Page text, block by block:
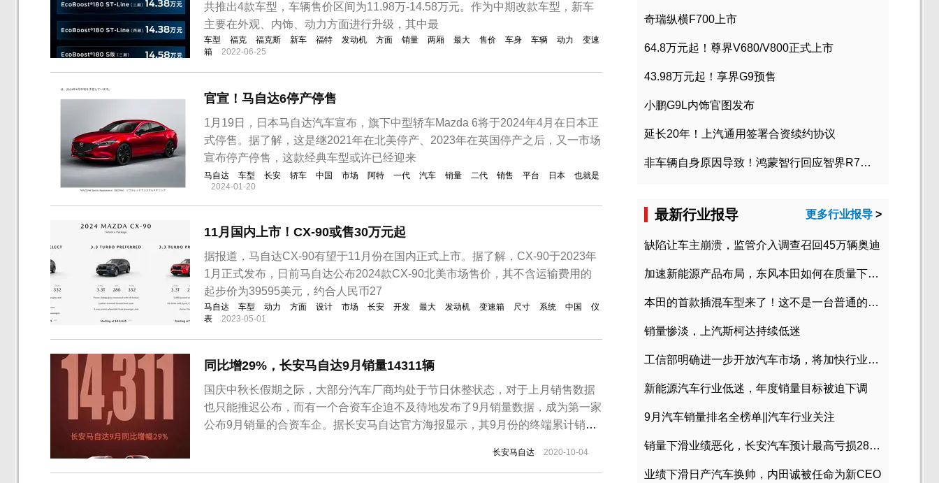
共推出4款车型，车辆售价区间为11.98万-14.58万元。作为中期改款车型，新车
主要在外观、内饰、动力方面进行升级，其中最
车型 福克 福克斯 新车 福特 发动机 方面 销量 两厢 最大 售价 车身 车辆 动力
变速
箱
2022-06-25
官宣！马自达6停产停售
1月19日，日本马自达汽车宣布，旗下中型轿车Mazda 6将于2024年4月在日本正
式停售。据了解，这是继2021年在北美停产、2023年在英国停产之后，又一市场
宣布停产停售，这款经典车型或许已经迎来
马自达 车型 长安 轿车 中国 市场 阿特 一代 汽车 销量 二代 销售 平台 日本
也就是
2024-01-20
11月国内上市！CX-90或售30万元起
据报道，马自达CX-90有望于11月份在国内正式上市。据了解，CX-90于2023年
1月正式发布，日前马自达公布2024款CX-90北美市场售价，其不含运输费用的
起步价为39595美元，约合人民币27
马自达 车型 动力 方面 设计 市场 长安 开发 最大 发动机 变速箱 尺寸 系统 中国
仪
表
2023-05-01
同比增29%，长安马自达9月销量14311辆
国庆中秋长假期之际，大部分汽车厂商均处于节日休整状态，对于上月销售数据
也只能推迟公布，而有一个合资车企迫不及待地发布了9月销量数据，成为第一家
公布9月销量的合资车企。据长安马自达官方海报显示，其9月份的终端累计销量
车型的销量贡献外，上市四个月的CX-30小型SUV也进一步扩充长安马自达的产
品线，从而帮助企业提升销量。...
长安马自达 2020-10-04
奇瑞纵横F700上市
64.8万元起！尊界V680/V800正式上市
43.98万元起！享界G9预售
小鹏G9L内饰官图发布
延长20年！上汽通用签署合资续约协议
非车辆自身原因导致！鸿蒙智行回应智界R7起火事故
最新行业报导 更多行业报导 >
缺陷让车主崩溃，监管介入调查召回45万辆奥迪
加速新能源产品布局，东风本田如何在质量下转型？
本田的首款插混车型来了！这不是一台普通的CR-V
销量惨淡，上汽斯柯达持续低迷
工信部明确进一步开放汽车市场，将加快行业兼并重组
新能源汽车行业低迷，年度销量目标被迫下调
9月汽车销量排名全榜单||汽车行业关注
销量下滑业绩恶化，长安汽车预计最高亏损28亿元
业绩下滑日产汽车换帅，内田诚被任命为新CEO